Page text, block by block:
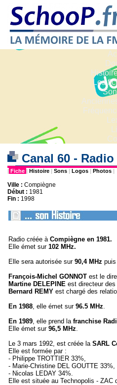
Les
Canal 60 -
| Fiche | Histoire | Sons | Logos | Photos |
Ville : Compiègne
Début : 1981
Fin : 1998
Radio créée à Compiègne en 1981.
Elle émet sur 102 MHz.
Elle sera autorisée sur90,4 MHz
François-Michel GONNOT est le
Martine DELEPINE est directeur
Bernard REMY est chargé des
En 1988, elle émet sur 96.5 MHz.
En 1989, elle prend la franchise
Elle émet sur 96,5 MHz.
Le 3 mars 1992, est créée la SARL
Elle est formée par :
- Philippe TROTTIER 33%,
- Marie-Christine DEL GOUTTE 33%,
- Nicolas LEDAY 34%.
Elle est située au Technopolis - ZAC